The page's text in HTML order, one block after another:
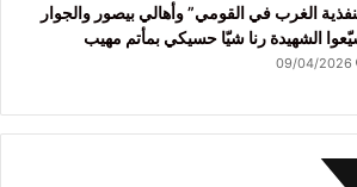
الغرب في القومي” وأهالي بيصور والجوار
الشهيدة رنا شيّا حسيكي بمأتم مهيب
09/04/2026